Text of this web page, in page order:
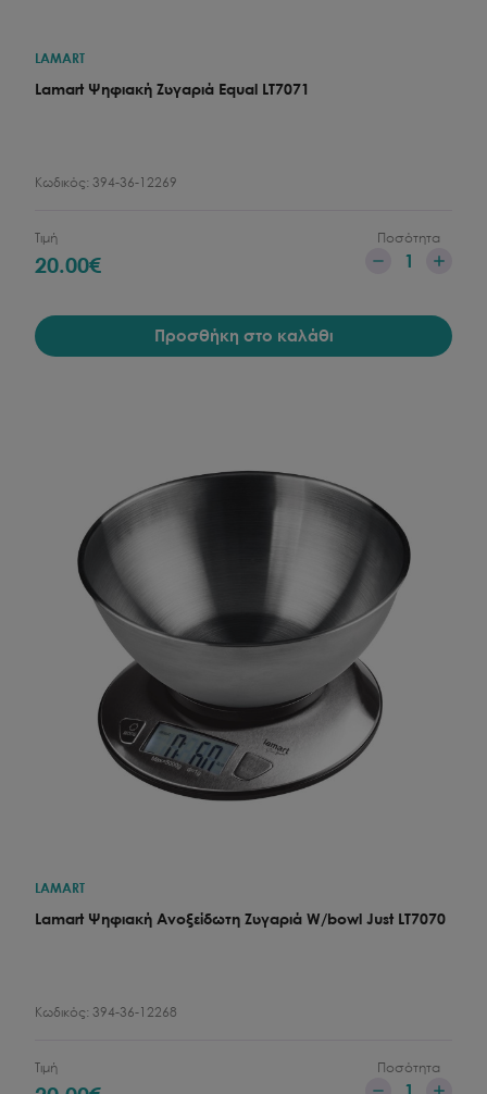
LAMART
Lamart Ψηφιακή Ζυγαριά Equal LT7071
Κωδικός: 394-36-12269
Τιμή
20.00€
Ποσότητα
1
Προσθήκη στο καλάθι
LAMART
Lamart Ψηφιακή Ανοξείδωτη Ζυγαριά W/bowl Just LT7070
Κωδικός: 394-36-12268
Τιμή Ποσότητα